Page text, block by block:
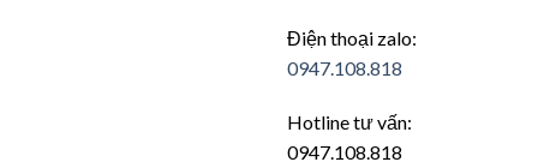
Điện thoại zalo:
0947.108.818
Hotline tư vấn:
0947.108.818